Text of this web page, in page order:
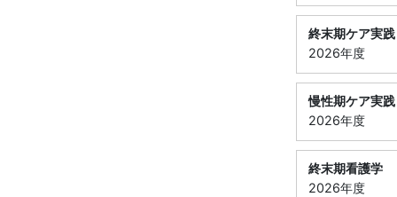
終末期ケア実践
2026年度
慢性期ケア実践
2026年度
終末期看護学
2026年度